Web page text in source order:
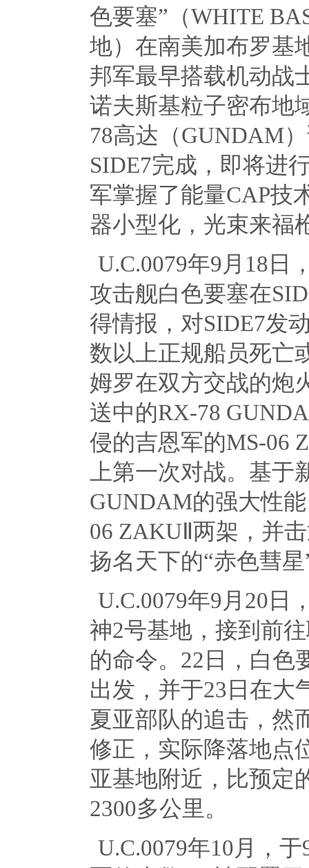
色要塞”（WHITE
地）在南美加布罗基
邦军最早搭载机动战
诺夫斯基粒子密布地
78高达（GUNDAM
SIDE7完成，即将进
军掌握了能量CAP技
器小型化，光束来福
U.C.0079年9 月 18 日
攻击舰白色要塞在
得情报，对SIDE7发
数以上正规船员死亡
姆罗在双方交战的炮
送中的RX-78
侵的吉恩军的MS-06
上第一次对战。基于
GUNDAM的强大性
06 ZAKU Ⅱ两架，并
扬名天下的“赤色彗
U.C.0079年9 月 20 日
神2号基地，接到前
的命令。 22 日，白色
出发，并于23 日在大
夏亚部队的追击，然
修正，实际降落地点
亚基地附近，比预定
2300多公里。
U.C.0079年10月，于